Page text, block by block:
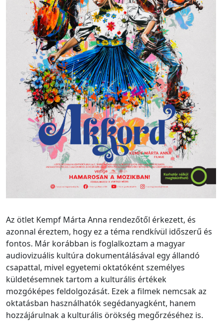
Az ötlet Kempf Márta Anna rendezőtől érkezett, és
azonnal éreztem, hogy ez a téma rendkívül időszerű és
fontos. Már korábban is foglalkoztam a magyar
audiovizuális kultúra dokumentálásával egy állandó
csapattal, mivel egyetemi oktatóként személyes
küldetésemnek tartom a kulturális értékek
mozgóképes feldolgozását. Ezek a filmek nemcsak az
oktatásban használhatók segédanyagként, hanem
hozzájárulnak a kulturális örökség megőrzéséhez is.